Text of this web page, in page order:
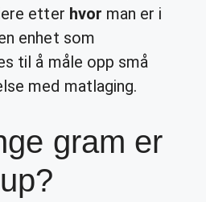
etter hvor man er i
enhet som
til å måle opp små
med matlaging.
gram er